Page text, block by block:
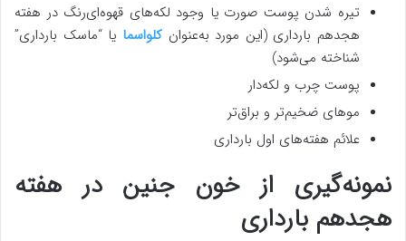
تیره شدن پوست صورت یا وجود لکه‌های قهوه‌ای‌رنگ در هفته
هجدهم بارداری (این مورد به‌عنوانکلواسما یا “ماسک بارداری”
شناخته می‌شود)
پوست چرب و لکه‌دار
موهای ضخیم‌تر و براق‌تر
علائم هفته‌های اول بارداری
نمونه‌گیری از خون جنین در هفته
هجدهم بارداری